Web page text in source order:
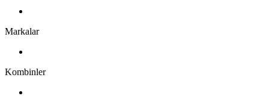
Markalar
Kombinler